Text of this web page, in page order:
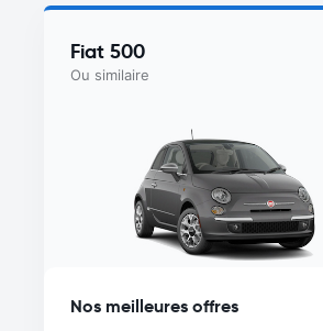
Fiat 500
Ou similaire
Nos meilleures offres